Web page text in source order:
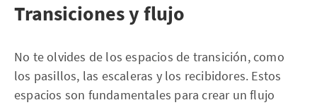
Transiciones y flujo
No te olvides de los espacios de transición, como
los pasillos, las escaleras y los recibidores. Estos
espacios son fundamentales para crear un flujo